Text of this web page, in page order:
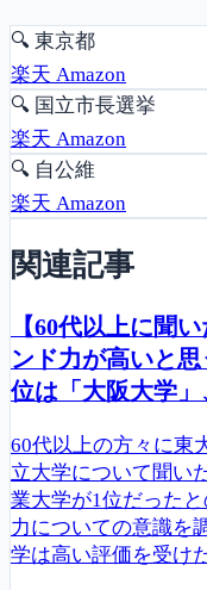
🔍 東京都
楽天 Amazon
🔍 国立市長選挙
楽天 Amazon
🔍 自公維
楽天 Amazon
関連記事
【60代以上に聞
ンド力が高いと
位は「大阪大学」
60代以上の方々に東
立大学について聞い
業大学が1位だった
力についての意識を
学は高い評価を受け